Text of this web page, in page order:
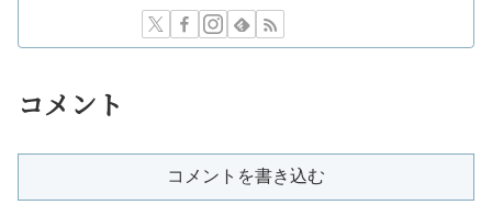
コメント
コメントを書き込む